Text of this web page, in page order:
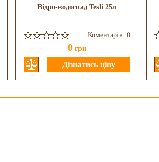
Відро-водоспад Tesli 25л
Коментарів: 0
0 грн